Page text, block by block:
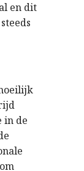
en dit
in de